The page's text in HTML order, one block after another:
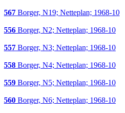
567 Borger, N19; Netteplan; 1968-10
556 Borger, N2; Netteplan; 1968-10
557 Borger, N3; Netteplan; 1968-10
558 Borger, N4; Netteplan; 1968-10
559 Borger, N5; Netteplan; 1968-10
560 Borger, N6; Netteplan; 1968-10